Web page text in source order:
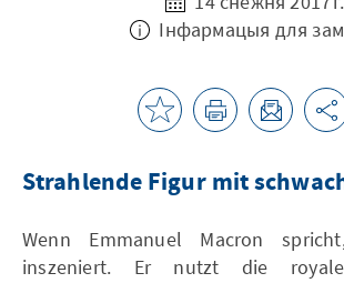
Інфармацыя для
Strahlende Figur mit
Wenn Emmanuel Macron
inszeniert. Er nutzt die